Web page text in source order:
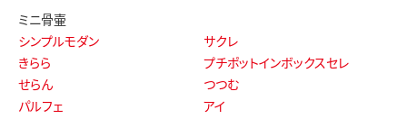
ミニ骨壷
シンプルモダン
サクレ
きらら
プチポットインボックスセレ
せらん
つつむ
パルフェ
アイ